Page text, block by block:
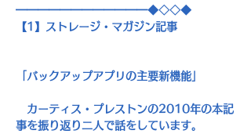
━━━━━━━━━━━━◆◇◇◆
【1 】ストレージ・マガジン記事
「バックアップアプリの主要新機能」
カーティス・プレストンの2010年の本記
事を振り返り二人で話をしています。